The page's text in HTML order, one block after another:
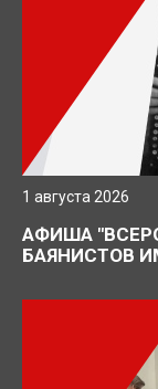
1 августа 2026
АФИША
БАЯНИСТОВ